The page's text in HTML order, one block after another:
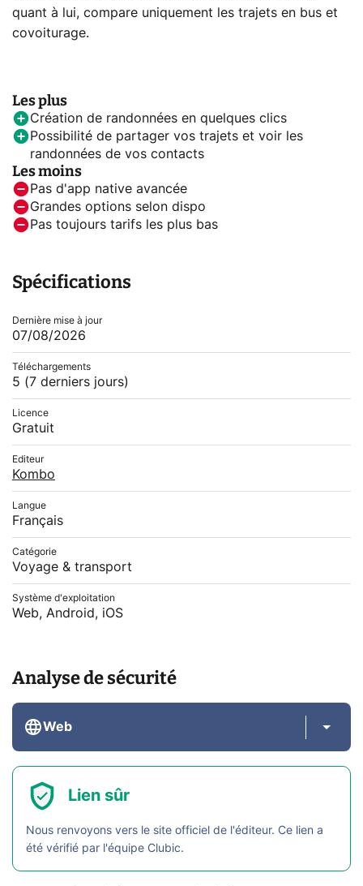
quant à lui, compare uniquement les trajets en bus et
covoiturage.
Les plus
Création de randonnées en quelques clics
Possibilité de partager vos trajets et voir les
randonnées de vos contacts
Les moins
Pas d'app native avancée
Grandes options selon dispo
Pas toujours tarifs les plus bas
Spécifications
Dernière mise à jour
07/08/2026
Téléchargements
5 (7 derniers jours)
Licence
Gratuit
Editeur
Kombo
Langue
Français
Catégorie
Voyage & transport
Système d'exploitation
Web, Android, iOS
Analyse de sécurité
Web
Lien sûr
Nous renvoyons vers le site officiel de l'éditeur. Ce lien a
été vérifié par l'équipe Clubic.